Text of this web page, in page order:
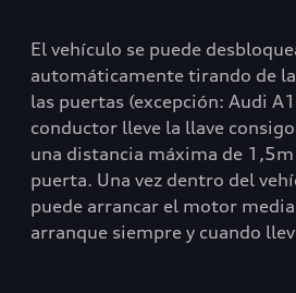
El vehículo se puede
automáticamente tirando de
las puertas (excepción: Audi
conductor lleve la llave
una distancia máxima de
puerta. Una vez dentro del
puede arrancar el motor
arranque siempre y cuando